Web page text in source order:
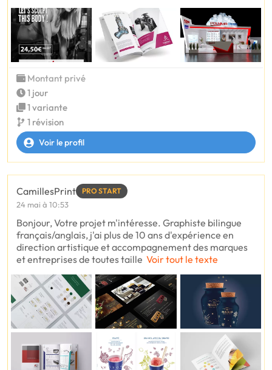
Montant privé
1 jour
1 variante
1 révision
Voir le profil
CamillesPrint PRO START
24 mai à 10:53
Bonjour, Votre projet m'intéresse. Graphiste bilingue
français/anglais, j'ai plus de 10 ans d'expérience en
direction artistique et accompagnement des marques
et entreprises de toutes taille Voir tout le texte